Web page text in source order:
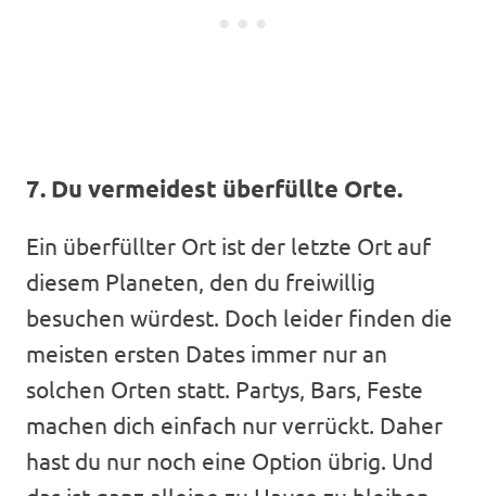
7. Du vermeidest überfüllte Orte.
Ein überfüllter Ort ist der letzte Ort auf
diesem Planeten, den du freiwillig
besuchen würdest. Doch leider finden die
meisten ersten Dates immer nur an
solchen Orten statt. Partys, Bars, Feste
machen dich einfach nur verrückt. Daher
hast du nur noch eine Option übrig. Und